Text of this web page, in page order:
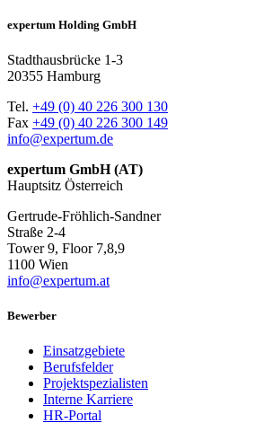
expertum Holding GmbH
Stadthausbrücke 1-3
20355 Hamburg
Tel. +49 (0) 40 226 300 130
Fax +49 (0) 40 226 300 149
info@expertum.de
expertum GmbH (AT)
Hauptsitz Österreich
Gertrude-Fröhlich-Sandner
Straße 2-4
Tower 9, Floor 7,8,9
1100 Wien
info@expertum.at
Bewerber
Einsatzgebiete
Berufsfelder
Projektspezialisten
Interne Karriere
HR-Portal